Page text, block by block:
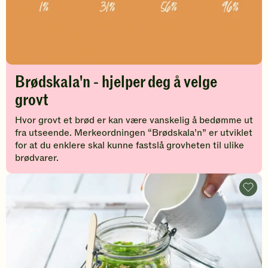
Brødskala'n - hjelper deg å velge
grovt
Hvor grovt et brød er kan være vanskelig å bedømme ut
fra utseende. Merkeordningen “Brødskala’n” er utviklet
for at du enklere skal kunne fastslå grovheten til ulike
brødvarer.
7
sunne
legg
til